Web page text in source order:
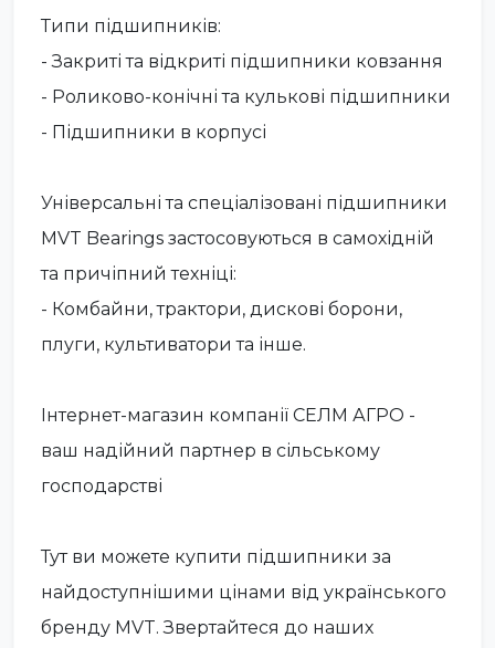
Типи підшипників:
- Закриті та відкриті підшипники ковзання
- Роликово-конічні та кулькові підшипники
- Підшипники в корпусі
Універсальні та спеціалізовані підшипники
MVT Bearings застосовуються в самохідній
та причіпний техніці:
- Комбайни, трактори, дискові борони,
плуги, культиватори та інше.
Інтернет-магазин компанії СЕЛМ АГРО -
ваш надійний партнер в сільському
господарстві
Тут ви можете купити підшипники за
найдоступнішими цінами від українського
бренду MVT. Звертайтеся до наших